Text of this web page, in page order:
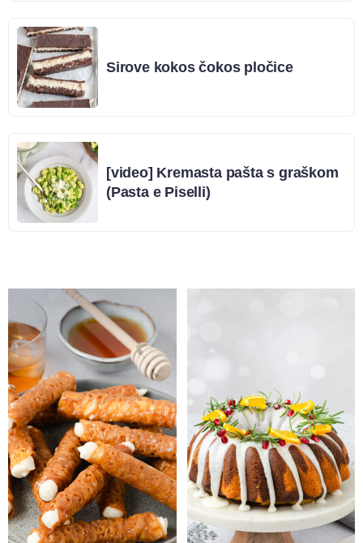
Sirove kokos čokos pločice
[video] Kremasta pašta s graškom
(Pasta e Piselli)